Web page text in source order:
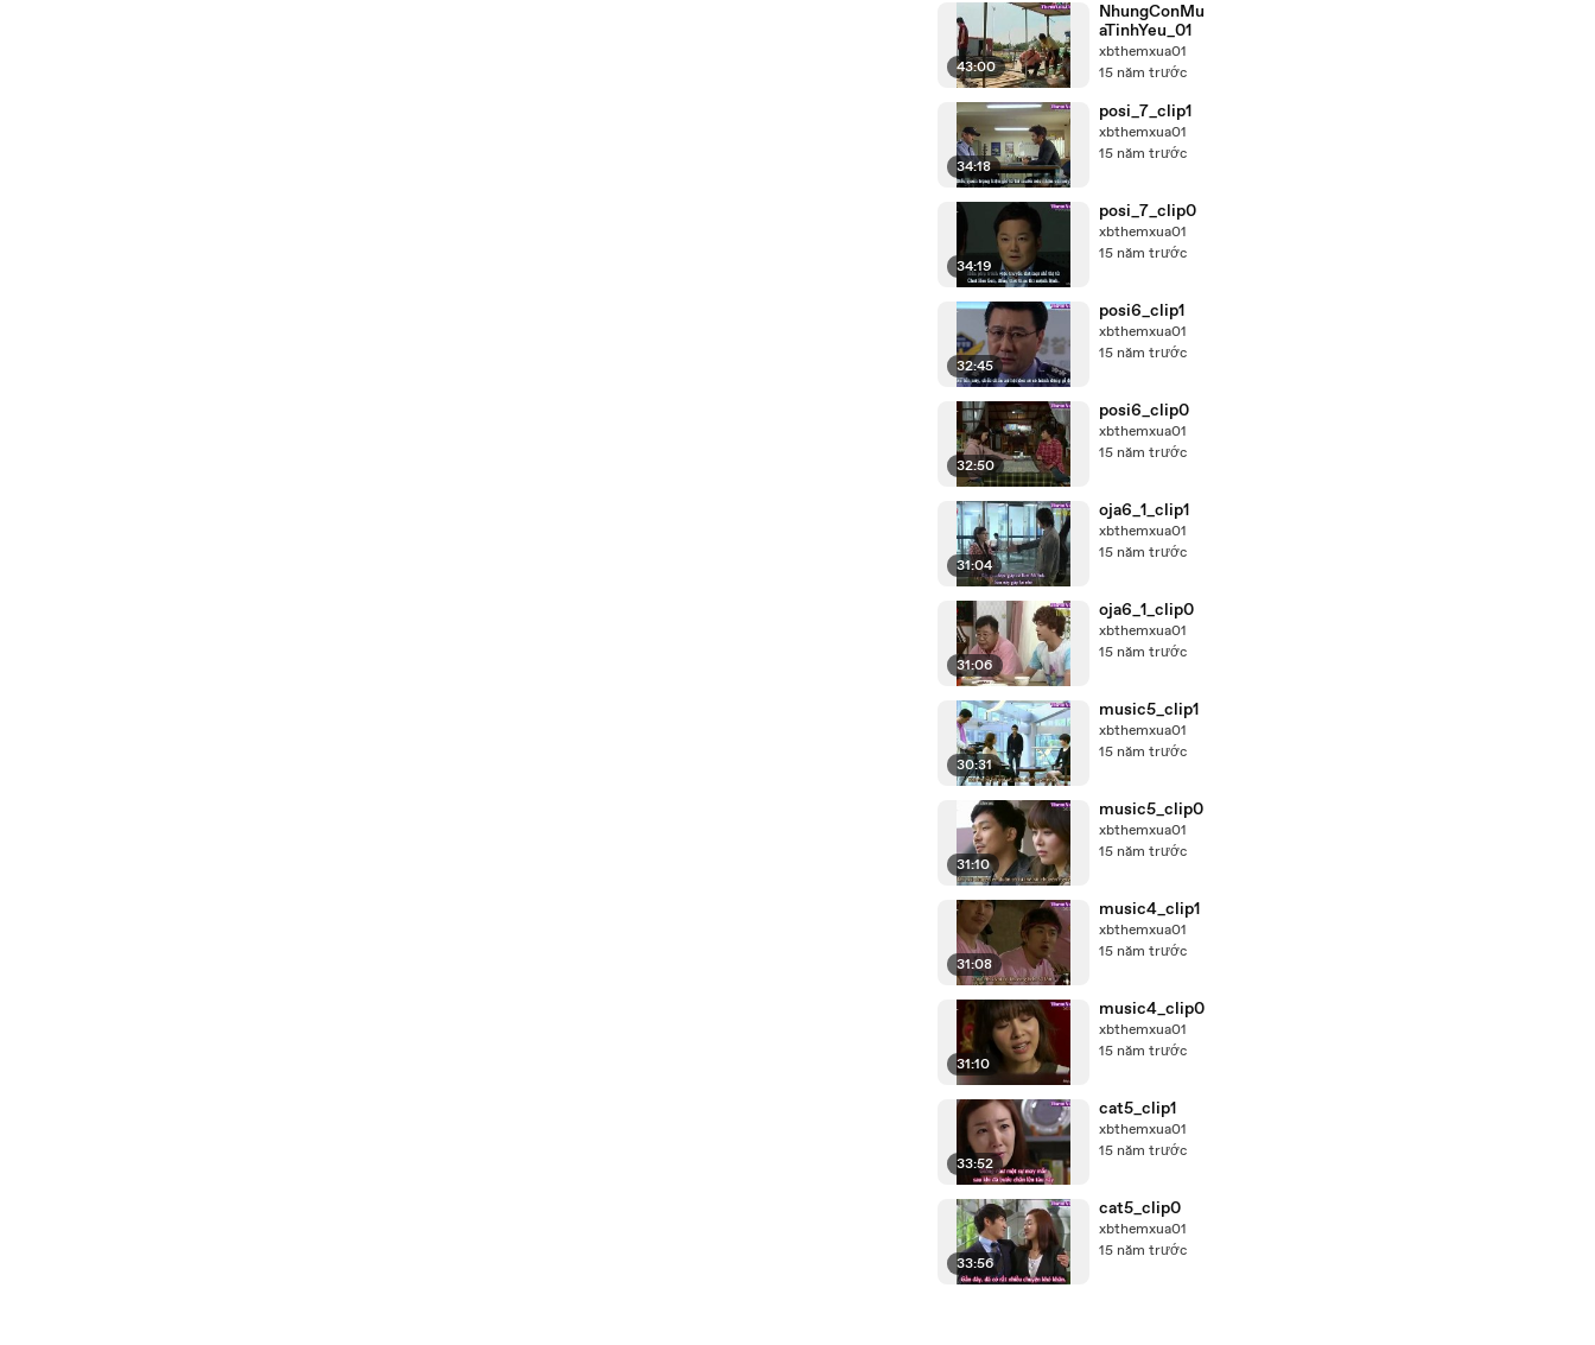
43:00
NhungConMu
aTinhYeu_01
xbthemxua01
15 năm trước
34:18
posi_7_clip1
xbthemxua01
15 năm trước
34:19
posi_7_clip0
xbthemxua01
15 năm trước
32:45
posi6_clip1
xbthemxua01
15 năm trước
32:50
posi6_clip0
xbthemxua01
15 năm trước
31:04
oja6_1_clip1
xbthemxua01
15 năm trước
31:06
oja6_1_clip0
xbthemxua01
15 năm trước
30:31
music5_clip1
xbthemxua01
15 năm trước
31:10
music5_clip0
xbthemxua01
15 năm trước
31:08
music4_clip1
xbthemxua01
15 năm trước
31:10
music4_clip0
xbthemxua01
15 năm trước
33:52
cat5_clip1
xbthemxua01
15 năm trước
33:56
cat5_clip0
xbthemxua01
15 năm trước